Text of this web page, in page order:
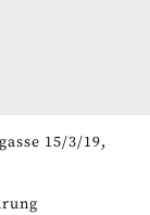
15/3/19,